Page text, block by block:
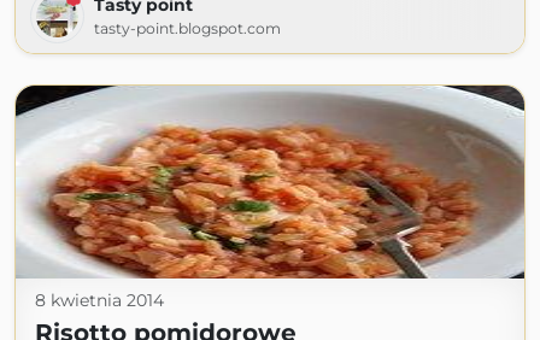
Tasty point
tasty-point.blogspot.com
8 kwietnia 2014
Risotto pomidorowe